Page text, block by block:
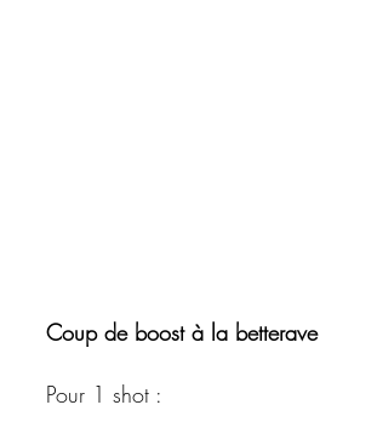
Coup de boost à la betterave
Pour 1 shot :